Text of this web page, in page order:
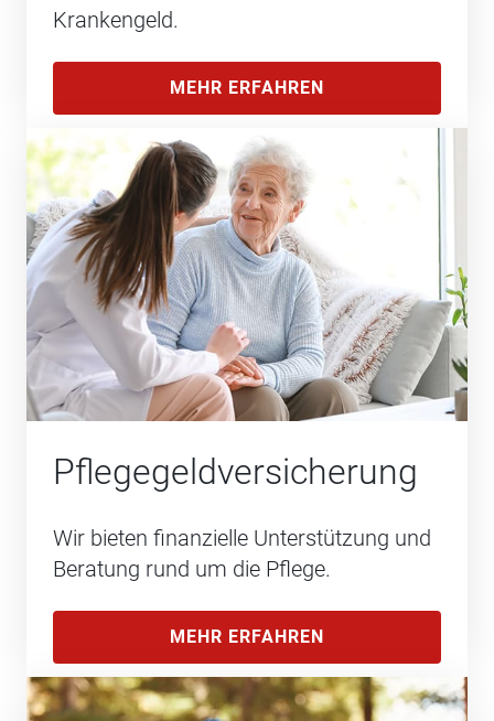
Krankengeld.
MEHR ERFAHREN
Pflegegeld­versicherung
Wir bieten finanzielle Unterstützung und
Beratung rund um die Pflege.
MEHR ERFAHREN